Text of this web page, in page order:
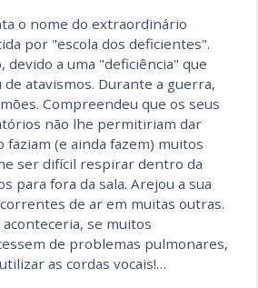
o nome do extraordinário
por "escola dos deficientes".
devido a uma "deficiência" que
atavismos. Durante a guerra,
Compreendeu que os seus
não lhe permitiriam dar
faziam (e ainda fazem) muitos
ser difícil respirar dentro da
para fora da sala. Arejou a sua
de ar em muitas outras.
se muitos
de problemas pulmonares,
as cordas vocais!…